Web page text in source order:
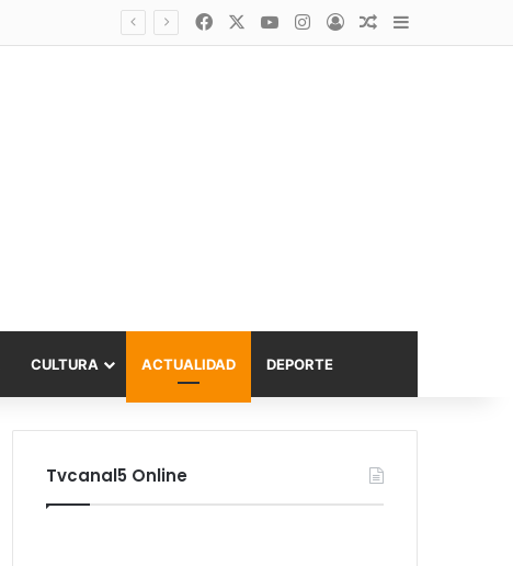
FacebookYouTubeInstagram
AccesoPublicación al
Barra lateral
CULTURA ACTUALIDAD DEPORTE
Tvcanal5 Online